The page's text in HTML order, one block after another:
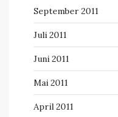
September 2011
Juli 2011
Juni 2011
Mai 2011
April 2011